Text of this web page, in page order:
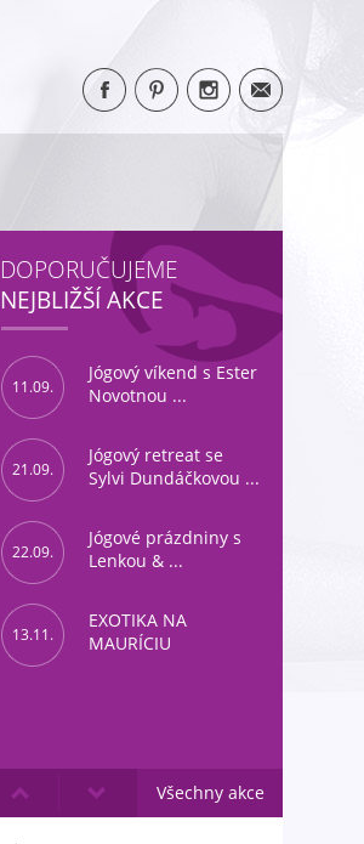
DOPORUČUJEME
NEJBLIŽŠÍ AKCE
11.09.
Jógový víkend s Ester
Novotnou ...
21.09.
Jógový retreat se
Sylvi Dundáčkovou ...
22.09.
Jógové prázdniny s
Lenkou & ...
13.11.
EXOTIKA NA
MAURÍCIU
Všechny akce